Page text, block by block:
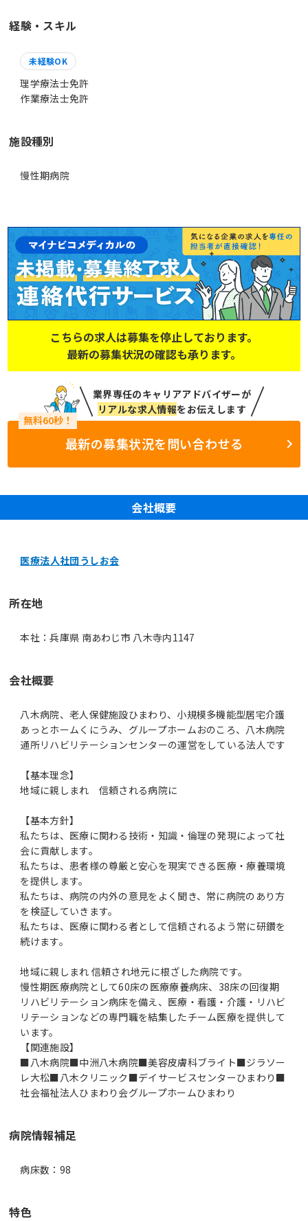
経験・スキル
未経験OK
理学療法士免許
作業療法士免許
施設種別
慢性期病院
こちらの求人は募集を停止しております。
最新の募集状況の確認も承ります。
業界専任のキャリアアドバイザーが
リアルな求人情報をお伝えします
最新の募集状況を問い合わせる
会社概要
医療法人社団うしお会
所在地
本社：兵庫県 南あわじ市 八木寺内1147
会社概要
八木病院、老人保健施設ひまわり、小規模多機能型居宅介護
あっとホームくにうみ、グループホームおのころ、八木病院
通所リハビリテーションセンターの運営をしている法人です
【基本理念】
地域に親しまれ 信頼される病院に
【基本方針】
私たちは、医療に関わる技術・知識・倫理の発現によって社
会に貢献します。
私たちは、患者様の尊厳と安心を現実できる医療・療養環境
を提供します。
私たちは、病院の内外の意見をよく聞き、常に病院のあり方
を検証していきます。
私たちは、医療に関わる者として信頼されるよう常に研鑽を
続けます。
地域に親しまれ 信頼され地元に根ざした病院です。
慢性期医療病院として60床の医療療養病床、38床の回復期
リハビリテーション病床を備え、医療・看護・介護・リハビ
リテーションなどの専門職を結集したチーム医療を提供して
います。
【関連施設】
■八木病院■中洲八木病院■美容皮膚科ブライト■ジラソー
レ大松■八木クリニック■デイサービスセンターひまわり■
社会福祉法人ひまわり会グループホームひまわり
病院情報補足
病床数：98
特色